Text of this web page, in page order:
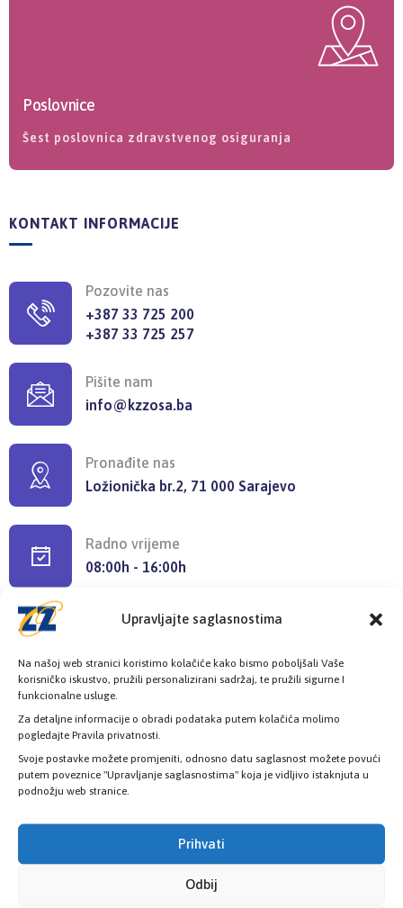
Upravljajte saglasnostima
Na našoj web stranici koristimo kolačiće kako bismo poboljšali Vaše
korisničko iskustvo, pružili personalizirani sadržaj, te pružili sigurne I
funkcionalne usluge.
Za detaljne informacije o obradi podataka putem kolačića molimo
pogledajte Pravila privatnosti.
Svoje postavke možete promjeniti, odnosno datu saglasnost možete povući
putem poveznice "Upravljanje saglasnostima" koja je vidljivo istaknjuta u
podnožju web stranice.
Prihvati
Odbij
Poslovnice
Šest poslovnica zdravstvenog osiguranja
KONTAKT INFORMACIJE
Pozovite nas
+387 33 725 200
+387 33 725 257
Pišite nam
info@kzzosa.ba
Pronađite nas
Ložionička br.2, 71 000 Sarajevo
Radno vrijeme
08:00h - 16:00h
Provjerite status vaše elektronske
zdravstvene kartice
PROVJERITE STATUS